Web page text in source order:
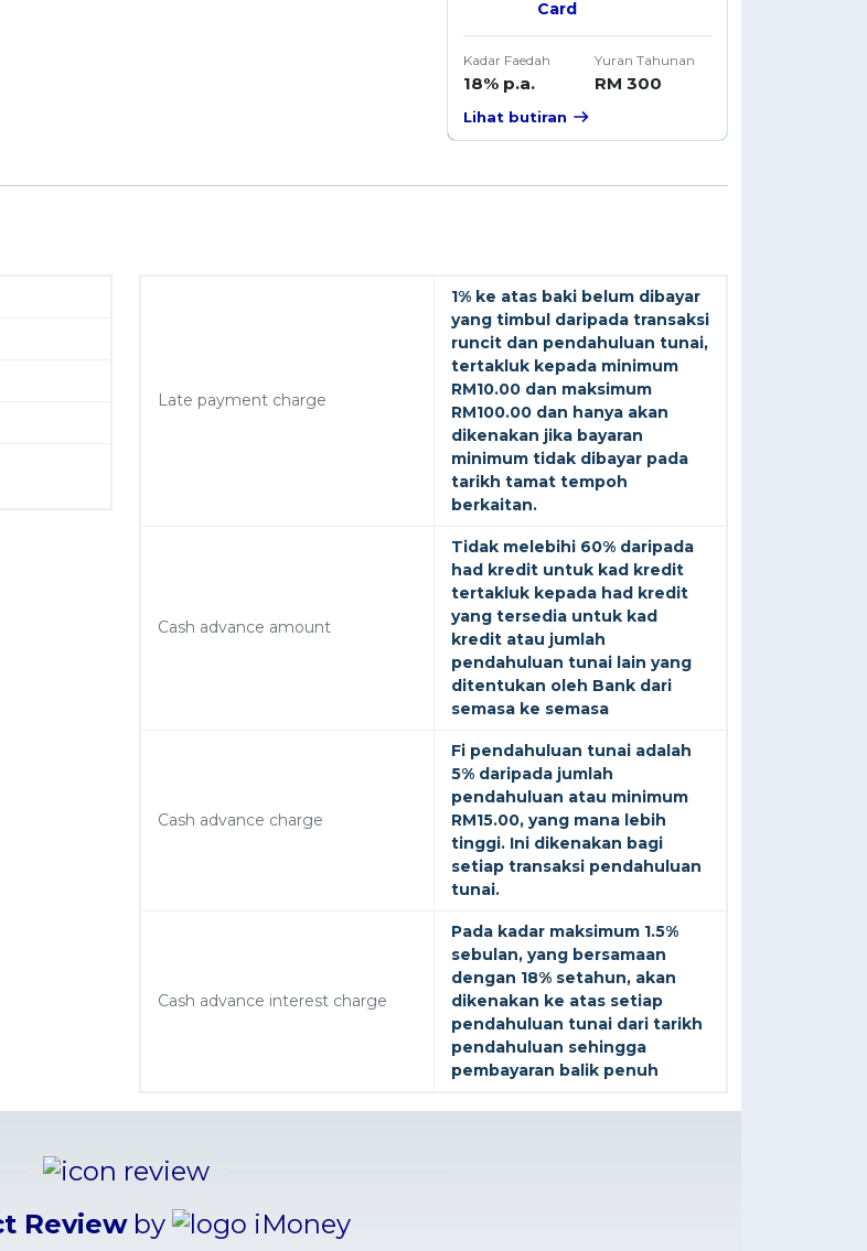
Card
Kadar Faedah
18% p.a.
Yuran Tahunan
RM 300
Lihat butiran
Late payment charge
1% ke atas baki belum dibayar
yang timbul daripada transaksi
runcit dan pendahuluan tunai,
tertakluk kepada minimum
RM10.00 dan maksimum
RM100.00 dan hanya akan
dikenakan jika bayaran
minimum tidak dibayar pada
tarikh tamat tempoh
berkaitan.
Cash advance amount
Tidak melebihi 60% daripada
had kredit untuk kad kredit
tertakluk kepada had kredit
yang tersedia untuk kad
kredit atau jumlah
pendahuluan tunai lain yang
ditentukan oleh Bank dari
semasa ke semasa
Cash advance charge
Fi pendahuluan tunai adalah
5% daripada jumlah
pendahuluan atau minimum
RM15.00, yang mana lebih
tinggi. Ini dikenakan bagi
setiap transaksi pendahuluan
tunai.
Cash advance interest charge
Pada kadar maksimum 1.5%
sebulan, yang bersamaan
dengan 18% setahun, akan
dikenakan ke atas setiap
pendahuluan tunai dari tarikh
pendahuluan sehingga
pembayaran balik penuh
Reviewby